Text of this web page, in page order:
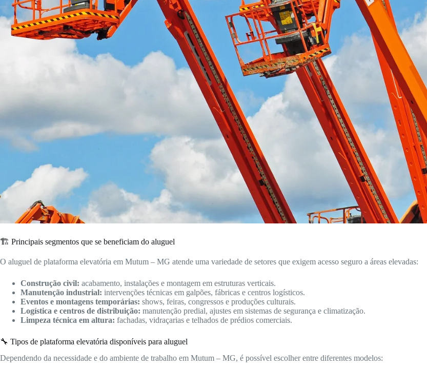
🏗️ Principais segmentos que se beneficiam do aluguel
O aluguel de plataforma elevatória em Mutum – MG atende uma variedade de setores que exigem acesso seguro a áreas elevadas:
Construção civil: acabamento, instalações e montagem em estruturas verticais.
Manutenção industrial: intervenções técnicas em galpões, fábricas e centros logísticos.
Eventos e montagens temporárias: shows, feiras, congressos e produções culturais.
Logística e centros de distribuição: manutenção predial, ajustes em sistemas de segurança e climatização.
Limpeza técnica em altura: fachadas, vidraçarias e telhados de prédios comerciais.
🔧 Tipos de plataforma elevatória disponíveis para aluguel
Dependendo da necessidade e do ambiente de trabalho em Mutum – MG, é possível escolher entre diferentes modelos: